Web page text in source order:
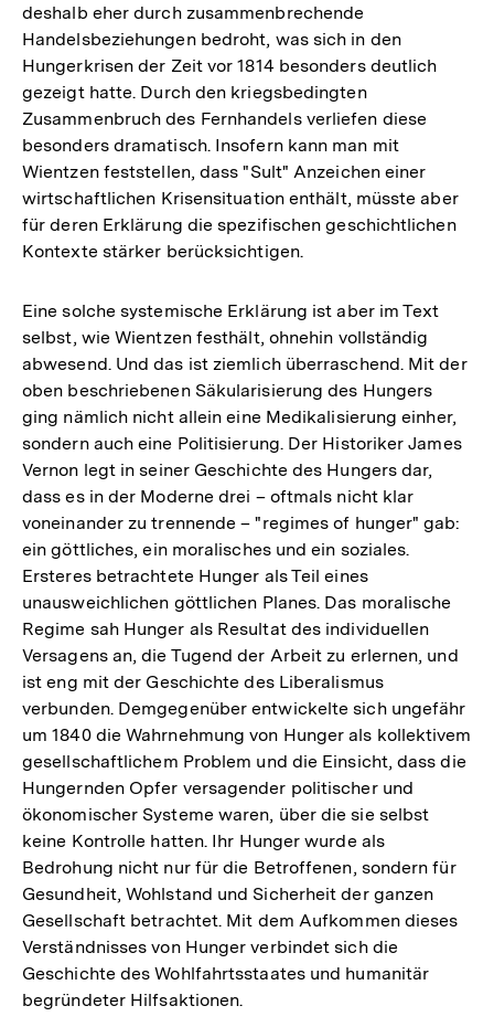
deshalb eher durch zusammenbrechende
Handelsbeziehungen bedroht, was sich in den
Hungerkrisen der Zeit vor 1814 besonders deutlich
gezeigt hatte. Durch den kriegsbedingten
Zusammenbruch des Fernhandels verliefen diese
besonders dramatisch. Insofern kann man mit
Wientzen feststellen, dass "Sult" Anzeichen einer
wirtschaftlichen Krisensituation enthält, müsste aber
für deren Erklärung die spezifischen geschichtlichen
Kontexte stärker berücksichtigen.
Eine solche systemische Erklärung ist aber im Text
selbst, wie Wientzen festhält, ohnehin vollständig
abwesend. Und das ist ziemlich überraschend. Mit der
oben beschriebenen Säkularisierung des Hungers
ging nämlich nicht allein eine Medikalisierung einher,
sondern auch eine Politisierung. Der Historiker James
Vernon legt in seiner Geschichte des Hungers dar,
dass es in der Moderne drei – oftmals nicht klar
voneinander zu trennende – "regimes of hunger" gab:
ein göttliches, ein moralisches und ein soziales.
Ersteres betrachtete Hunger als Teil eines
unausweichlichen göttlichen Planes. Das moralische
Regime sah Hunger als Resultat des individuellen
Versagens an, die Tugend der Arbeit zu erlernen, und
ist eng mit der Geschichte des Liberalismus
verbunden. Demgegenüber entwickelte sich ungefähr
um 1840 die Wahrnehmung von Hunger als kollektivem
gesellschaftlichem Problem und die Einsicht, dass die
Hungernden Opfer versagender politischer und
ökonomischer Systeme waren, über die sie selbst
keine Kontrolle hatten. Ihr Hunger wurde als
Bedrohung nicht nur für die Betroffenen, sondern für
Gesundheit, Wohlstand und Sicherheit der ganzen
Gesellschaft betrachtet. Mit dem Aufkommen dieses
Verständnisses von Hunger verbindet sich die
Geschichte des Wohlfahrtsstaates und humanitär
begründeter Hilfsaktionen.